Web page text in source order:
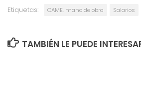
Etiquetas: CAME. mano de obra Salarios
TAMBIÉN LE PUEDE